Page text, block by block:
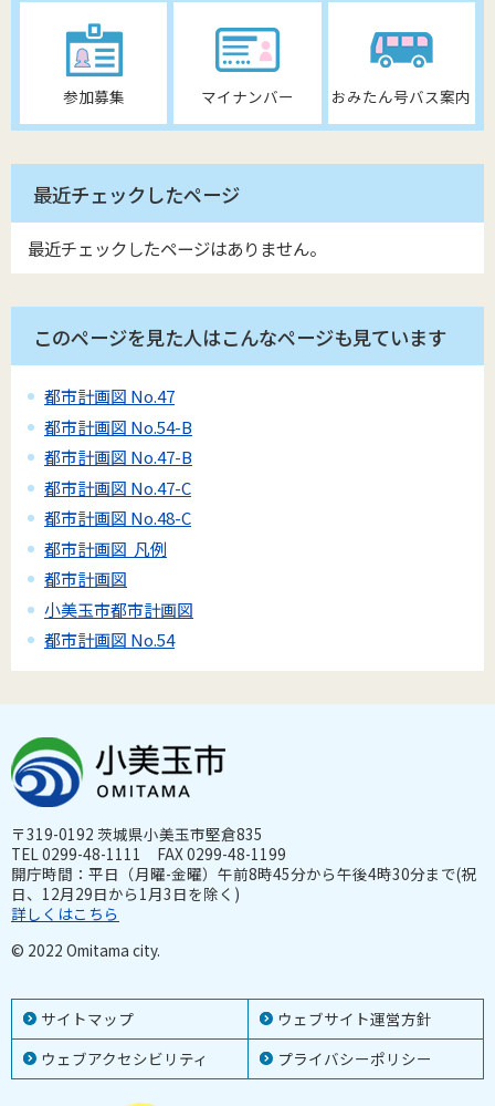
参加募集 マイナンバー おみたん号バス案内
最近チェックしたページ
最近チェックしたページはありません。
このページを見た人はこんなページも見ています
都市計画図 No.47
都市計画図 No.54-B
都市計画図 No.47-B
都市計画図 No.47-C
都市計画図 No.48-C
都市計画図 凡例
都市計画図
小美玉市都市計画図
都市計画図 No.54
サイトマップ
ウェブサイト運営方針
ウェブアクセシビリティ
プライバシーポリシー
〒319-0192 茨城県小美玉市堅倉835
TEL 0299-48-1111 FAX 0299-48-1199
開庁時間：平日（月曜-金曜）午前8時45分から午後4時30分まで(祝
日、12月29日から1月3日を除く)
詳しくはこちら
© 2022 Omitama city.